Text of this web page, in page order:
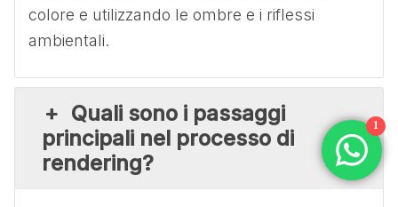
colore e utilizzando le ombre e i riflessi
ambientali.
Quali sono i passaggi
principali nel processo di
rendering?
1